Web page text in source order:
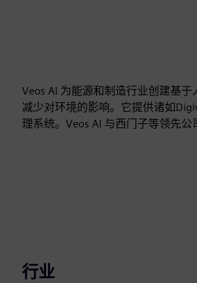
Veos AI 为能源和制造行业创建基
减少对环境的影响。它提供诸如
理系统。Veos AI 与西门子等领先
行业